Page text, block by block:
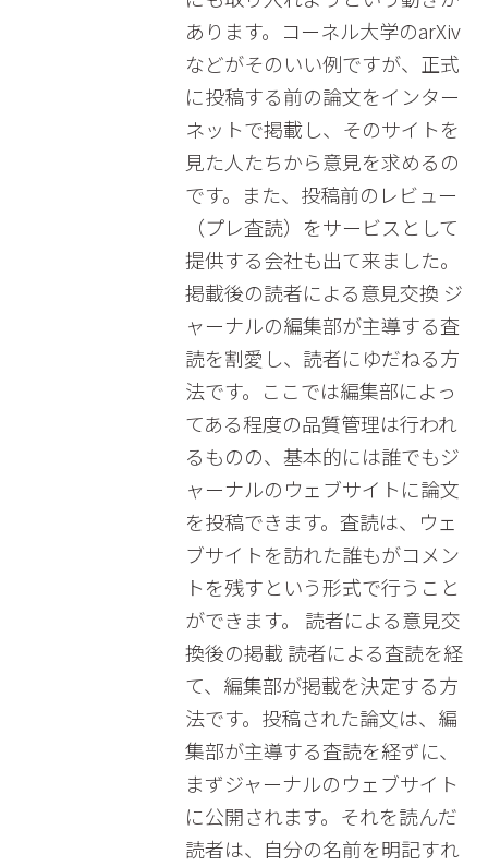
あります。コーネル大学のarXiv
などがそのいい例ですが、正式
に投稿する前の論文をインター
ネットで掲載し、そのサイトを
見た人たちから意見を求めるの
です。また、投稿前のレビュー
（プレ査読）をサービスとして
提供する会社も出て来ました。
掲載後の読者による意見交換 ジ
ャーナルの編集部が主導する査
読を割愛し、読者にゆだねる方
法です。ここでは編集部によっ
てある程度の品質管理は行われ
るものの、基本的には誰でもジ
ャーナルのウェブサイトに論文
を投稿できます。査読は、ウェ
ブサイトを訪れた誰もがコメン
トを残すという形式で行うこと
ができます。 読者による意見交
換後の掲載 読者による査読を経
て、編集部が掲載を決定する方
法です。投稿された論文は、編
集部が主導する査読を経ずに、
まずジャーナルのウェブサイト
に公開されます。それを読んだ
読者は、自分の名前を明記すれ